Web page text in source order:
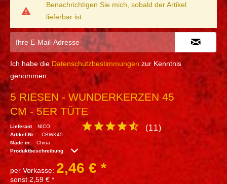
Benachrichtigen Sie mich, sobald der Artikel
lieferbar ist.
Ich habe die Datenschutzbestimmungen zur Kenntnis
genommen.
5 RIESEN - WUNDERKERZEN 45
CM - 5ER TÜTE
Lieferant
NICO
Artikel-Nr.:
CBWK45
Made in:
China
Produktbeschreibung
(11)
per Vorkasse: 2,46 € *
sonst 2,59 € *